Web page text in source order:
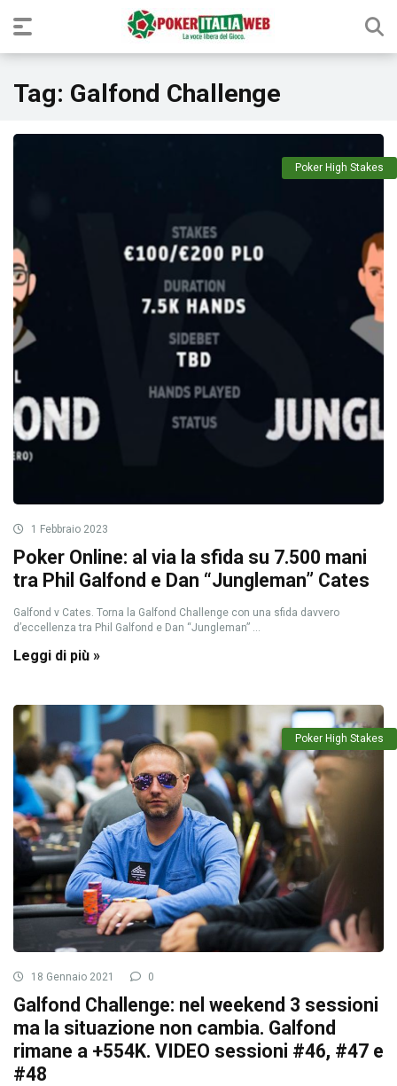
Tag: Galfond Challenge
Poker High Stakes
1 Febbraio 2023
Poker Online: al via la sfida su 7.500 mani
tra Phil Galfond e Dan “Jungleman” Cates
Galfond v Cates. Torna la Galfond Challenge con una sfida davvero
d’eccellenza tra Phil Galfond e Dan “Jungleman” ...
Leggi di più »
Poker High Stakes
18 Gennaio 2021 0
Galfond Challenge: nel weekend 3 sessioni
ma la situazione non cambia. Galfond
rimane a +554K. VIDEO sessioni #46, #47 e
#48